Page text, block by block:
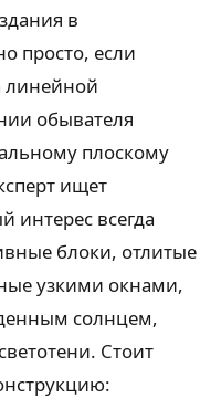
в
просто, если
линейной
обывателя
плоскому
ищет
интерес всегда
блоки, отлитые
узкими окнами,
солнцем,
Стоит